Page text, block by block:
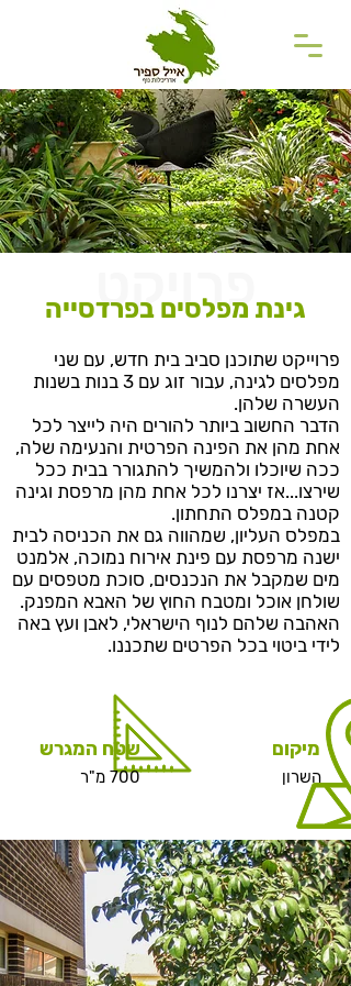
פרויקט
גינת מפלסים בפרדסייה
פרוייקט שתוכנן סביב בית חדש, עם שני
מפלסים לגינה, עבור זוג עם 3 בנות בשנות
העשרה שלהן.
הדבר החשוב ביותר להורים היה לייצר לכל
אחת מהן את הפינה הפרטית והנעימה שלה,
ככה שיוכלו ולהמשיך להתגורר בבית ככל
שירצו...אז יצרנו לכל אחת מהן מרפסת וגינה
קטנה במפלס התחתון.
במפלס העליון, שמהווה גם את הכניסה לבית
ישנה מרפסת עם פינת אירוח נמוכה, אלמנט
מים שמקבל את הנכנסים, סוכת מטפסים עם
שולחן אוכל ומטבח החוץ של האבא המפנק.
האהבה שלהם לנוף הישראלי, לאבן ועץ באה
לידי ביטוי בכל הפרטים שתכננו.
מיקום שטח המגרש
השרון 700 מ"ר